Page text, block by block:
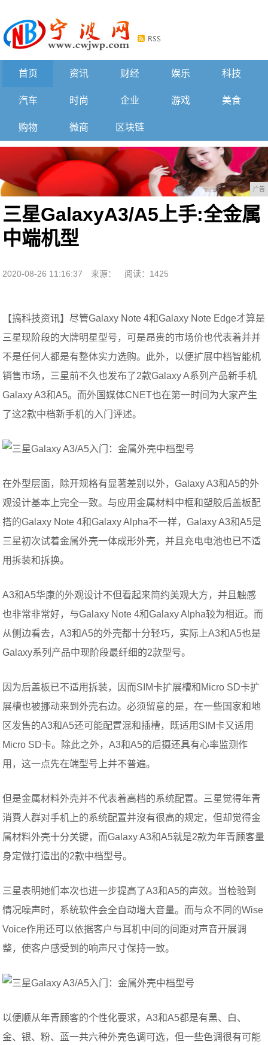
首页 资讯 财经 娱乐 科技
汽车 时尚 企业 游戏 美食
购物 微商 区块链
广告
三星GalaxyA3/A5上手:全金属
中端机型
2020-08-26 11:16:37 来源： 阅读：1425
【搞科技资讯】尽管Galaxy Note 4和Galaxy Note Edge才算是
三星现阶段的大牌明星型号，可是昂贵的市场价也代表着并并
不是任何人都是有整体实力选购。此外，以便扩展中档智能机
销售市场，三星前不久也发布了2款Galaxy A系列产品新手机
Galaxy A3和A5。而外国媒体CNET也在第一时间为大家产生
了这2款中档新手机的入门评述。
在外型层面，除开规格有显著差别以外，Galaxy A3和A5的外
观设计基本上完全一致。与应用金属材料中框和塑胶后盖板配
搭的Galaxy Note 4和Galaxy Alpha不一样，Galaxy A3和A5是
三星初次试着金属外壳一体成形外壳，并且充电电池也已不适
用拆装和拆换。
A3和A5华康的外观设计不但看起来简约美观大方，并且触感
也非常非常好，与Galaxy Note 4和Galaxy Alpha较为相近。而
从侧边看去，A3和A5的外壳都十分轻巧，实际上A3和A5也是
Galaxy系列产品中现阶段最纤细的2款型号。
因为后盖板已不适用拆装，因而SIM卡扩展槽和Micro SD卡扩
展槽也被挪动来到外壳右边。必须留意的是，在一些国家和地
区发售的A3和A5还可能配置混和插槽，既适用SIM卡又适用
Micro SD卡。除此之外，A3和A5的后摄还具有心率监测作
用，这一点先在端型号上并不普遍。
但是金属材料外壳并不代表着高档的系统配置。三星觉得年青
消費人群对手机上的系统配置并沒有很高的规定，但却觉得金
属材料外壳十分关键，而Galaxy A3和A5就是2款为年青顾客量
身定做打造出的2款中档型号。
三星表明她们本次也进一步提高了A3和A5的声效。当检验到
情况噪声时，系统软件会全自动增大音量。而与众不同的Wise
Voice作用还可以依据客户与耳机中间的间距对声音开展调
整，使客户感受到的响声尺寸保持一致。
以便顺从年青顾客的个性化要求，A3和A5都是有黑、白、
金、银、粉、蓝一共六种外壳色调可选，但一些色调很有可能